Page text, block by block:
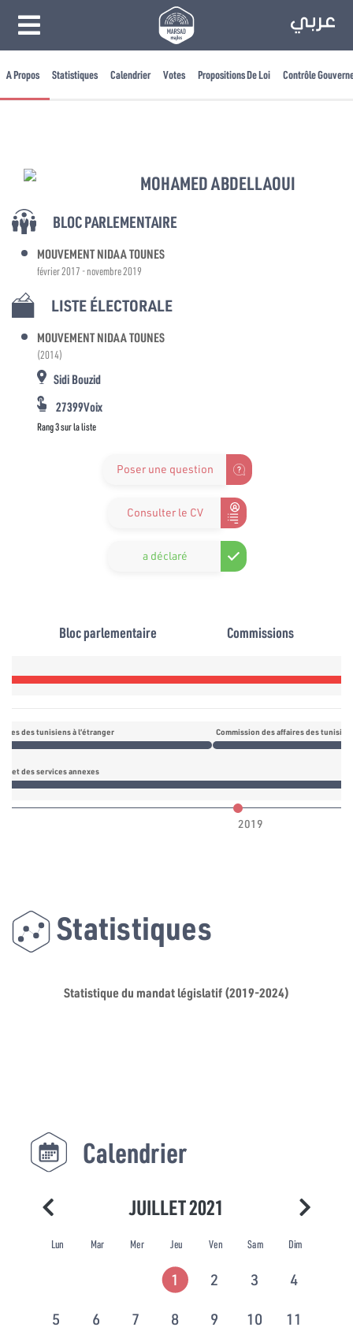
A Propos Statistiques Calendrier Votes Propositions De Loi Contrôle
MOHAMED ABDELLAOUI
BLOC PARLEMENTAIRE
MOUVEMENT NIDAA TOUNES
février 2017 - novembre 2019
LISTE ÉLECTORALE
MOUVEMENT NIDAA TOUNES
(2014)
Sidi Bouzid
27399Voix
Rang 3 sur la liste
Poser une question
Consulter le CV
a déclaré
Bloc parlementaire Commissions
des tunisiens à l’étranger Commission des affaires des
et des services annexes
2019
Statistiques
Statistique du mandat législatif (2019-2024)
Calendrier
JUILLET 2021
Lun Mar Mer Jeu Ven Sam Dim
1 2 3 4
5 6 7 8 9 10 11